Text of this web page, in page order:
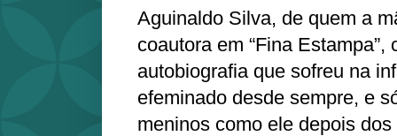
Aguinaldo Silva, de quem a
coautora em “Fina Estampa”,
autobiografia que sofreu na
efeminado desde sempre, e
meninos como ele depois